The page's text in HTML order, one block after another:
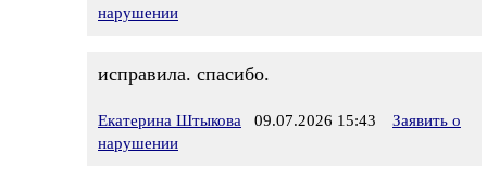
нарушении
исправила. спасибо.
Екатерина Штыкова 09.07.2026 15:43
Заявить о
нарушении